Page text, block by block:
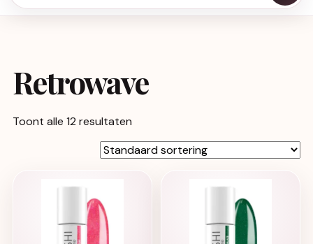
Retrowave
Toont alle 12 resultaten